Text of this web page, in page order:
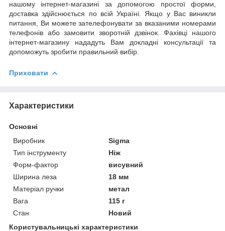
нашому інтернет-магазині за допомогою простої форми,
доставка здійснюється по всій Україні. Якщо у Вас виникли
питання, Ви можете зателефонувати за вказаними номерами
телефонів або замовити зворотній дзвінок. Фахівці нашого
інтернет-магазину нададуть Вам докладні консультації та
допоможуть зробити правильний вибір.
Приховати
Характеристики
Основні
Виробник
Sigma
Тип інструменту
Ніж
Форм-фактор
висувний
Ширина леза
18 мм
Матеріал ручки
метал
Вага
115 г
Стан
Новий
Користувальницькі характеристики